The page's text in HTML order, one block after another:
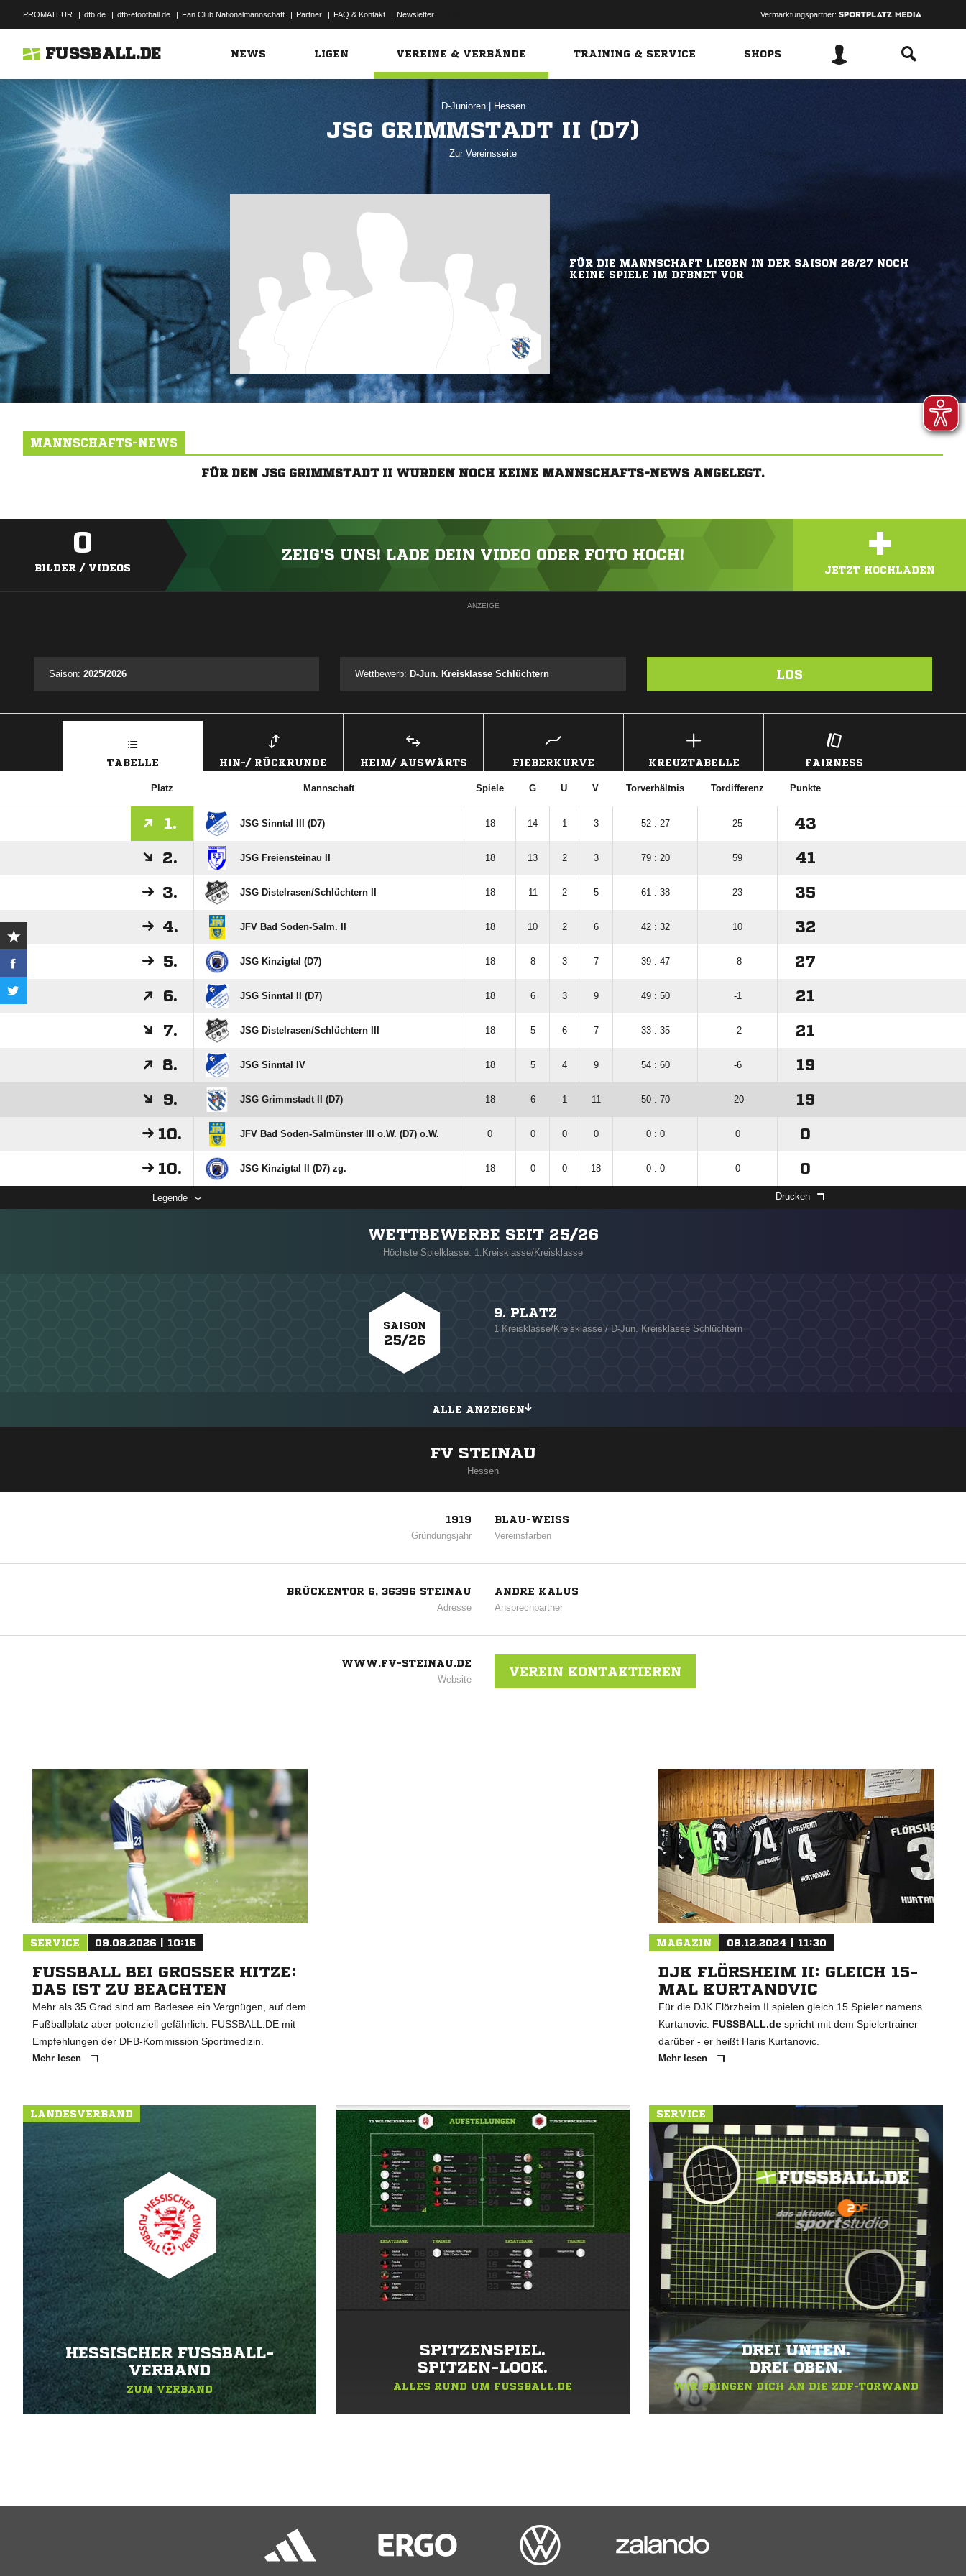
PROMATEUR | dfb.de | dfb-efootball.de | Fan Club Nationalmannschaft | Partner | FAQ & Kontakt | Newsletter Vermarktungspartner:
FUSSBALL.DE NEWS LIGEN VEREINE & VERBÄNDE TRAINING & SERVICE SHOPS
D-Junioren Hessen
JSG GRIMMSTADT II (D7)
Zur Vereinsseite
FÜR DIE MANNSCHAFT LIEGEN IN DER SAISON 26/27 NOCH
KEINE SPIELE IM DFBNET VOR
MANNSCHAFTS-NEWS
FÜR DEN JSG GRIMMSTADT II WURDEN NOCH KEINE MANNSCHAFTS-NEWS ANGELEGT.
0
BILDER / VIDEOS
ZEIG'S UNS! LADE DEIN VIDEO ODER FOTO HOCH! +
JETZT HOCHLADEN
ANZEIGE
Saison: 2025/2026 Wettbewerb: D-Jun. Kreisklasse Schlüchtern LOS
TABELLE HIN-/ RÜCKRUNDE HEIM/ AUSWÄRTS FIEBERKURVE KREUZTABELLE FAIRNESS
Platz Mannschaft Spiele G U V Torverhältnis Tordifferenz Punkte
1. JSG Sinntal III (D7) 18 14 1 3 52 : 27 25 43
2. JSG Freiensteinau II 18 13 2 3 79 : 20 59 41
3. JSG Distelrasen/​Schlüchtern II 18 11 2 5 61 : 38 23 35
4. JFV Bad Soden-Salm. II 18 10 2 6 42 : 32 10 32
5. JSG Kinzigtal (D7) 18 8 3 7 39 : 47 -8 27
6. JSG Sinntal II (D7) 18 6 3 9 49 : 50 -1 21
7. JSG Distelrasen/​Schlüchtern III 18 5 6 7 33 : 35 -2 21
8. JSG Sinntal IV 18 5 4 9 54 : 60 -6 19
9. JSG Grimmstadt II (D7) 18 6 1 11 50 : 70 -20 19
10. JFV Bad Soden-Salmünster III o.W. (D7) o.W. 0 0 0 0 0 : 0 0 0
10. JSG Kinzigtal II (D7) zg. 18 0 0 18 0 : 0 0 0
Legende Drucken
WETTBEWERBE SEIT 25/26
Höchste Spielklasse: 1.Kreisklasse/Kreisklasse
SAISON
25/26
9. PLATZ
1.Kreisklasse/Kreisklasse / D-Jun. Kreisklasse Schlüchtern
ALLE ANZEIGEN
FV STEINAU
Hessen
1919
Gründungsjahr
BLAU-WEISS
Vereinsfarben
BRÜCKENTOR 6, 36396 STEINAU
Adresse
ANDRE KALUS
Ansprechpartner
WWW.FV-STEINAU.DE
Website
VEREIN KONTAKTIEREN
SERVICE 09.08.2026 | 10:15
FUSSBALL BEI GROSSER HITZE: DA
S IST ZU BEACHTEN
Mehr als 35 Grad sind am Badesee ein Vergnügen, auf dem
Fußballplatz aber potenziell gefährlich. FUSSBALL.DE mit
Empfehlungen der DFB-Kommission Sportmedizin.
Mehr lesen
MAGAZIN 08.12.2024 | 11:30
DJK FLÖRSHEIM II: GLEICH 15-
MAL KURTANOVIC
Für die DJK Flörzheim II spielen gleich 15 Spieler namens
Kurtanovic. FUSSBALL.de spricht mit dem Spielertrainer
darüber - er heißt Haris Kurtanovic.
Mehr lesen
LANDESVERBAND
HESSISCHER FUSSBALL-V
ERBAND
ZUM VERBAND
SPITZENSPIEL.
SPITZEN-LOOK.
ALLES RUND UM FUSSBALL.DE
SERVICE
DREI UNTEN.
DREI OBEN.
WIR BRINGEN DICH AN DIE ZDF-TORWAND